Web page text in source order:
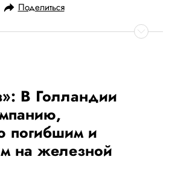
Поделиться
В Голландии
погибшим и
на железной